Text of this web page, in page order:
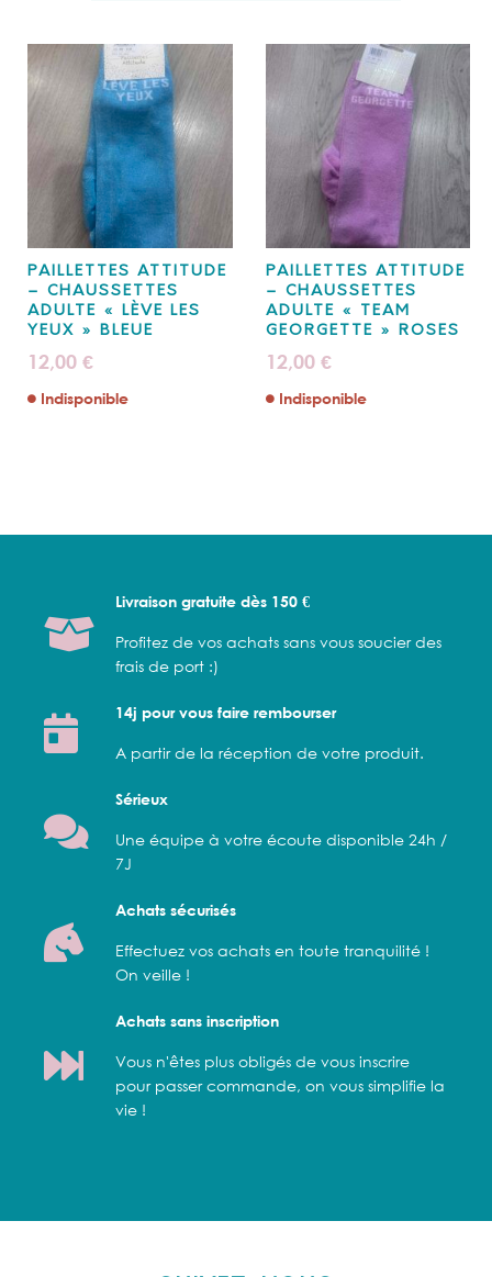
PAILLETTES ATTITUDE
– CHAUSSETTES
ADULTE « LÈVE LES
YEUX » BLEUE
12,00 €
Indisponible
PAILLETTES ATTITUDE
– CHAUSSETTES
ADULTE « TEAM
GEORGETTE » ROSES
12,00 €
Indisponible
Livraison gratuite dès 150 €
Profitez de vos achats sans vous soucier des
frais de port :)
14j pour vous faire rembourser
A partir de la réception de votre produit.
Sérieux
Une équipe à votre écoute disponible 24h /
7J
Achats sécurisés
Effectuez vos achats en toute tranquilité !
On veille !
Achats sans inscription
Vous n'êtes plus obligés de vous inscrire
pour passer commande, on vous simplifie la
vie !